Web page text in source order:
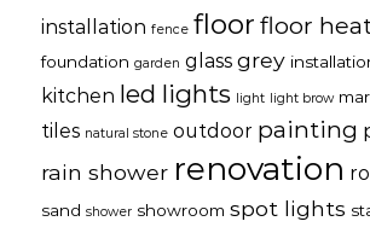
installation fence floor floor
foundation garden glass grey
kitchen led lights light light brow
tiles natural stone outdoor painting
rain shower renovation
sand shower showroom spot lights